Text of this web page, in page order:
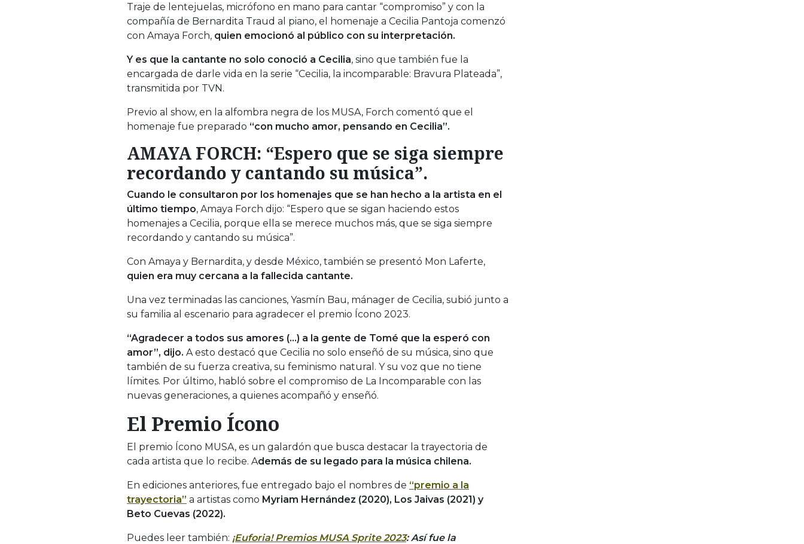
Traje de lentejuelas, micrófono en mano para cantar “compromiso” y con la
compañía de Bernardita Traud al piano, el homenaje a Cecilia Pantoja comenzó
con Amaya Forch, quien emocionó al público con su interpretación.
Y es que la cantante no solo conoció a Cecilia, sino que también fue la
encargada de darle vida en la serie “Cecilia, la incomparable: Bravura Plateada”,
transmitida por TVN.
Previo al show, en la alfombra negra de los MUSA, Forch comentó que el
homenaje fue preparado “con mucho amor, pensando en Cecilia”.
AMAYA FORCH: “Espero que se siga siempre
recordando y cantando su música”.
Cuando le consultaron por los homenajes que se han hecho a la artista en el
último tiempo, Amaya Forch dijo: “Espero que se sigan haciendo estos
homenajes a Cecilia, porque ella se merece muchos más, que se siga siempre
recordando y cantando su música”.
Con Amaya y Bernardita, y desde México, también se presentó Mon Laferte,
quien era muy cercana a la fallecida cantante.
Una vez terminadas las canciones, Yasmín Bau, mánager de Cecilia, subió junto a
su familia al escenario para agradecer el premio Ícono 2023.
“Agradecer a todos sus amores (…) a la gente de Tomé que la esperó con
amor”, dijo. A esto destacó que Cecilia no solo enseñó de su música, sino que
también de su fuerza creativa, su feminismo natural. Y su voz que no tiene
límites. Por último, habló sobre el compromiso de La Incomparable con las
nuevas generaciones, a quienes acompañó y enseñó.
El Premio Ícono
El premio Ícono MUSA, es un galardón que busca destacar la trayectoria de
cada artista que lo recibe. Además de su legado para la música chilena.
En ediciones anteriores, fue entregado bajo el nombres de “premio a la
trayectoria” a artistas como Myriam Hernández (2020), Los Jaivas (2021) y
Beto Cuevas (2022).
Puedes leer también: ¡Euforia! Premios MUSA Sprite 2023: Así fue la